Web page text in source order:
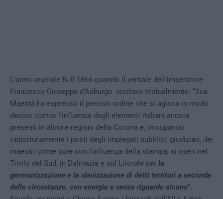
L’anno cruciale fu il 1866 quando Il verbale dell’imperatore
Francesco Giuseppe d’Asburgo recitava testualmente: “Sua
Maestà ha espresso il preciso ordine che si agisca in modo
deciso contro l’influenza degli elementi italiani ancora
presenti in alcune regioni della Corona e, occupando
opportunamente i posti degli impiegati pubblici, giudiziari, dei
maestri come pure con l’influenza della stampa, si operi nel
Tirolo del Sud, in Dalmazia e sul Litorale per la
germanizzazione e la slavizzazione di detti territori a seconda
delle circostanze, con energia e senza riguardo alcuno”.